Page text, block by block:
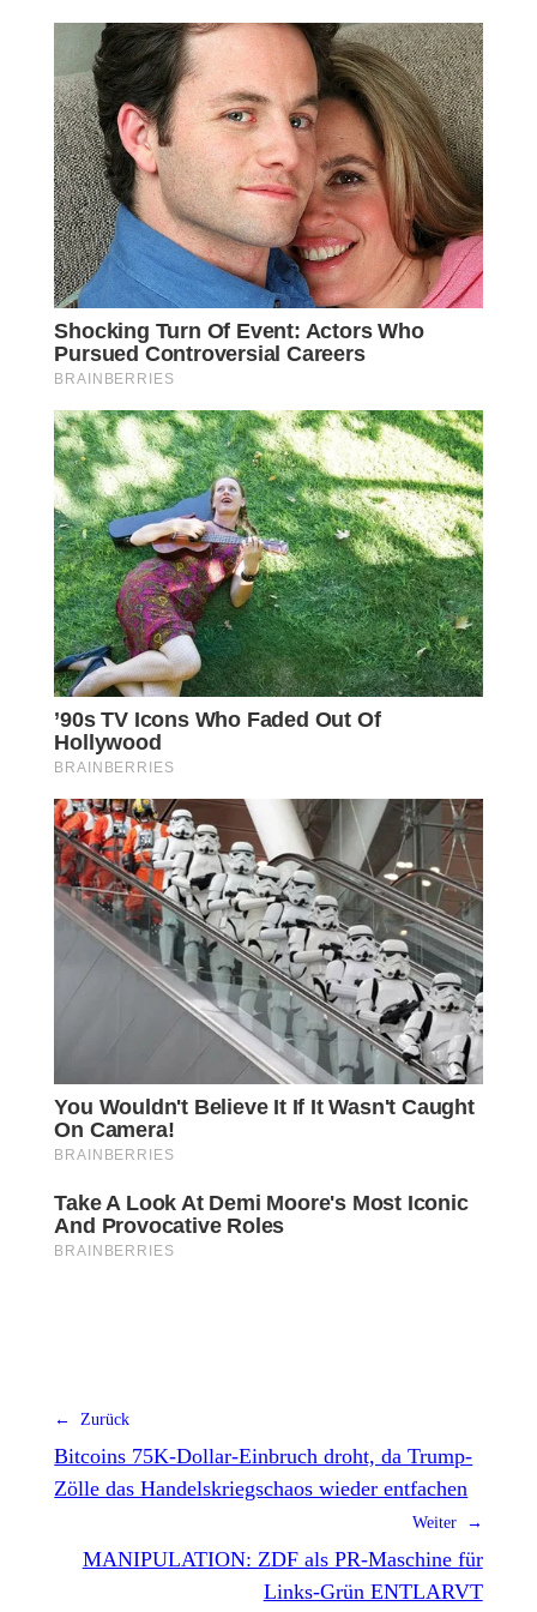
← Zurück
Bitcoins 75K-Dollar-Einbruch droht, da Trump-
Zölle das Handelskriegschaos wieder entfachen
Weiter →
MANIPULATION: ZDF als PR-Maschine für
Links-Grün ENTLARVT